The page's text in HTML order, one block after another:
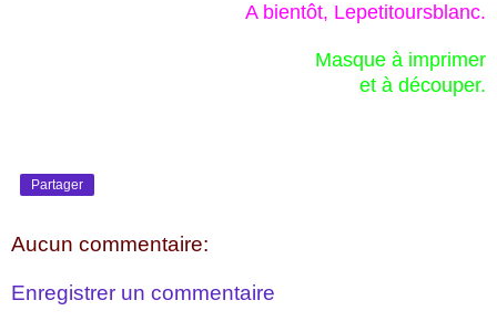
A bientôt, Lepetitoursblanc.
Masque à imprimer
et à découper.
Partager
Aucun commentaire:
Enregistrer un commentaire